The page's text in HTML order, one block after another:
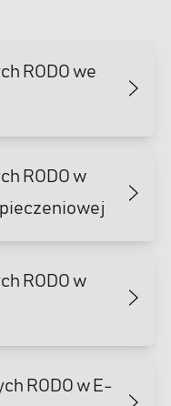
RODO we
RODO w
RODO w
RODO w E-